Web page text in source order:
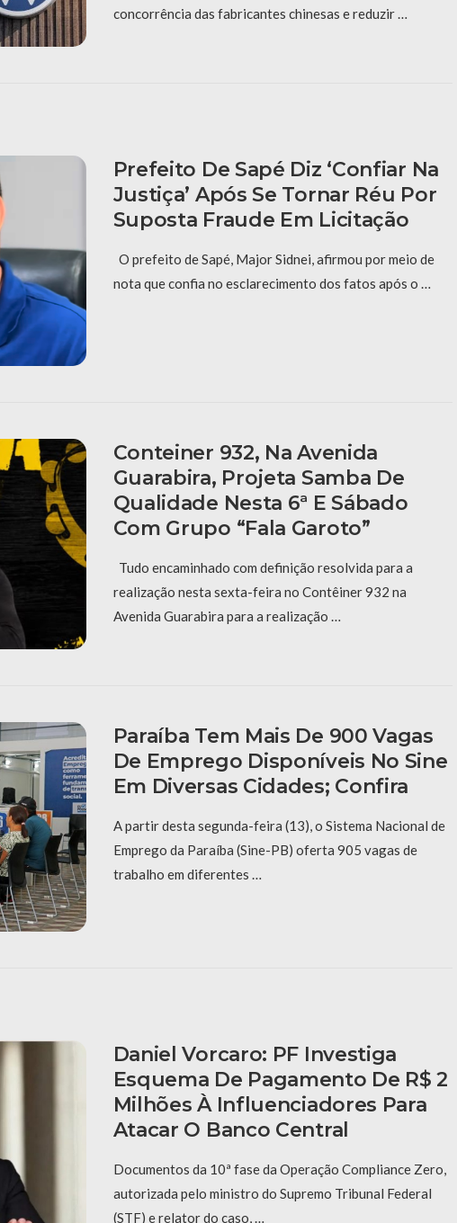
concorrência das fabricantes chinesas e reduzir …
Prefeito De Sapé Diz ‘confiar Na
Justiça’ Após Se Tornar Réu Por
Suposta Fraude Em Licitação
O prefeito de Sapé, Major Sidnei, afirmou por meio de
nota que confia no esclarecimento dos fatos após o …
Conteiner 932, Na Avenida
Guarabira, Projeta Samba De
Qualidade Nesta 6ª E Sábado
Com Grupo “Fala Garoto”
Tudo encaminhado com definição resolvida para a
realização nesta sexta-feira no Contêiner 932 na
Avenida Guarabira para a realização …
Paraíba Tem Mais De 900 Vagas
De Emprego Disponíveis No Sine
Em Diversas Cidades; Confira
A partir desta segunda-feira (13), o Sistema Nacional de
Emprego da Paraíba (Sine-PB) oferta 905 vagas de
trabalho em diferentes …
Daniel Vorcaro: PF Investiga
Esquema De Pagamento De R$ 2
Milhões À Influenciadores Para
Atacar O Banco Central
Documentos da 10ª fase da Operação Compliance Zero,
autorizada pelo ministro do Supremo Tribunal Federal
(STF) e relator do caso, …